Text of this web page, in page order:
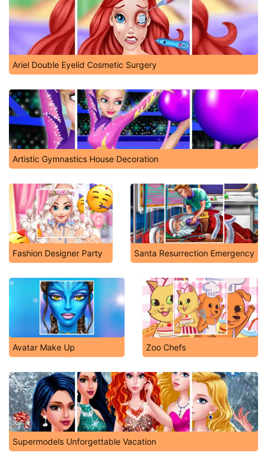
Ariel Double Eyelid Cosmetic Surgery
Artistic Gymnastics House Decoration
Fashion Designer Party Santa Resurrection Emergency
Avatar Make Up Zoo Chefs
Supermodels Unforgettable Vacation